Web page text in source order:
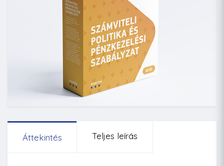
Áttekintés Teljes leírás